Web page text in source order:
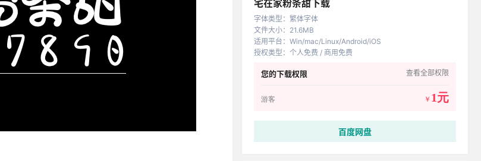
宅在家粉条甜下载
字体类型 ： 繁体字体
文件大小： 21.6MB
适用平台 ： Win/mac/Linux/Android/iOS
授权类型 ： 个人免费 / 商用免费
您的下载权限 查看全部权限
游客 ￥ 1元
百度网盘